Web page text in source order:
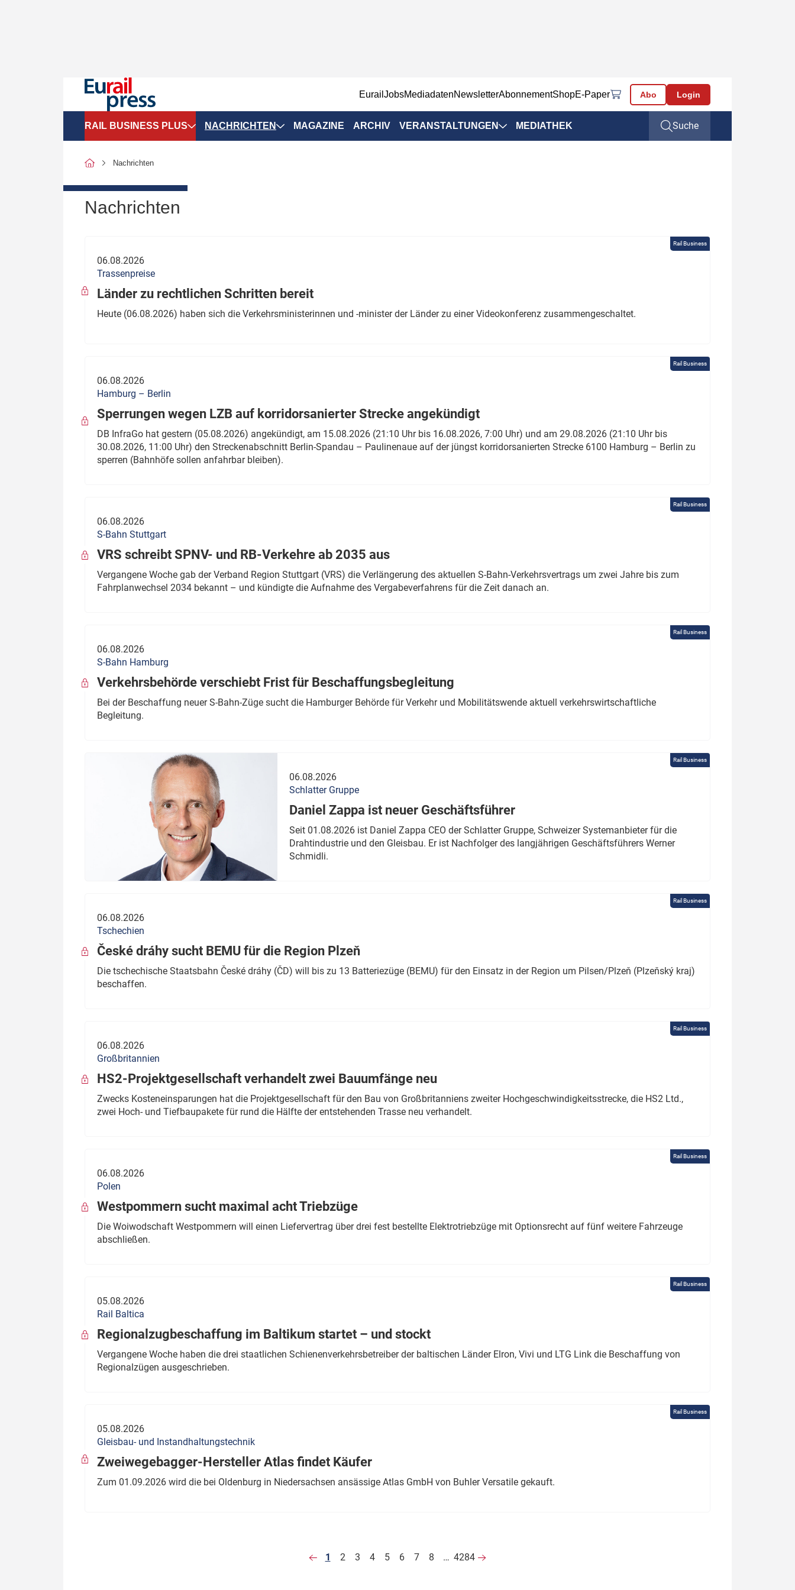
EurailJobsMediadatenNewsletterAbonnementShopE-Paper Abo Login
RAIL BUSINESS PLUS
SPNV-Marktdaten
Politik
wen?
Thema des Monats
Dossier: Generalsanierung
Dossier: ETCS
Dossier:
NACHRICHTEN MAGAZINE ARCHIV VERANSTALTUNGEN MEDIATHEK Suche
Nachrichten
Nachrichten
Rail Business
06.08.2026
Trassenpreise
Länder zu rechtlichen Schritten bereit
Heute (06.08.2026) haben sich die Verkehrsministerinnen und -minister der Länder zu einer Videokonferenz zusammengeschaltet.
Rail Business
06.08.2026
Hamburg – Berlin
Sperrungen wegen LZB auf korridorsanierter Strecke angekündigt
DB InfraGo hat gestern (05.08.2026) angekündigt, am 15.08.2026 (21:10 Uhr bis 16.08.2026, 7:00 Uhr) und am 29.08.2026 (21:10 Uhr bis
30.08.2026, 11:00 Uhr) den Streckenabschnitt Berlin-Spandau – Paulinenaue auf der jüngst korridorsanierten Strecke 6100 Hamburg – Berlin zu
sperren (Bahnhöfe sollen anfahrbar bleiben).
Rail Business
06.08.2026
S-Bahn Stuttgart
VRS schreibt SPNV- und RB-Verkehre ab 2035 aus
Vergangene Woche gab der Verband Region Stuttgart (VRS) die Verlängerung des aktuellen S-Bahn-Verkehrsvertrags um zwei Jahre bis zum
Fahrplanwechsel 2034 bekannt – und kündigte die Aufnahme des Vergabeverfahrens für die Zeit danach an.
Rail Business
06.08.2026
S-Bahn Hamburg
Verkehrsbehörde verschiebt Frist für Beschaffungsbegleitung
Bei der Beschaffung neuer S-Bahn-Züge sucht die Hamburger Behörde für Verkehr und Mobilitätswende aktuell verkehrswirtschaftliche
Begleitung.
Rail Business
06.08.2026
Schlatter Gruppe
Daniel Zappa ist neuer Geschäftsführer
Seit 01.08.2026 ist Daniel Zappa CEO der Schlatter Gruppe, Schweizer Systemanbieter für die
Drahtindustrie und den Gleisbau. Er ist Nachfolger des langjährigen Geschäftsführers Werner
Schmidli.
Rail Business
06.08.2026
Tschechien
České dráhy sucht BEMU für die Region Plzeň
Die tschechische Staatsbahn České dráhy (ČD) will bis zu 13 Batteriezüge (BEMU) für den Einsatz in der Region um Pilsen/Plzeň (Plzeňský kraj)
beschaffen.
Rail Business
06.08.2026
Großbritannien
HS2-Projektgesellschaft verhandelt zwei Bauumfänge neu
Zwecks Kosteneinsparungen hat die Projektgesellschaft für den Bau von Großbritanniens zweiter Hochgeschwindigkeitsstrecke, die HS2 Ltd.,
zwei Hoch- und Tiefbaupakete für rund die Hälfte der entstehenden Trasse neu verhandelt.
Rail Business
06.08.2026
Polen
Westpommern sucht maximal acht Triebzüge
Die Woiwodschaft Westpommern will einen Liefervertrag über drei fest bestellte Elektrotriebzüge mit Optionsrecht auf fünf weitere Fahrzeuge
abschließen.
Rail Business
05.08.2026
Rail Baltica
Regionalzugbeschaffung im Baltikum startet – und stockt
Vergangene Woche haben die drei staatlichen Schienenverkehrsbetreiber der baltischen Länder Elron, Vivi und LTG Link die Beschaffung von
Regionalzügen ausgeschrieben.
Rail Business
05.08.2026
Gleisbau- und Instandhaltungstechnik
Zweiwegebagger-Hersteller Atlas findet Käufer
Zum 01.09.2026 wird die bei Oldenburg in Niedersachsen ansässige Atlas GmbH von Buhler Versatile gekauft.
1 2 3 4 5 6 7 8 … 4284